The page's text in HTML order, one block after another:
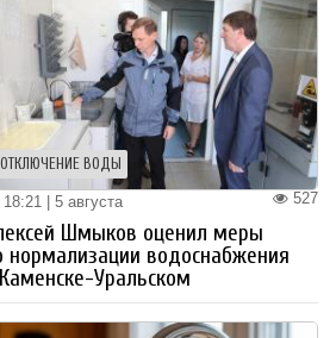
ОТКЛЮЧЕНИЕ ВОДЫ
527
| 5 августа
Шмыков оценил меры
нормализации водоснабжения
Уральском